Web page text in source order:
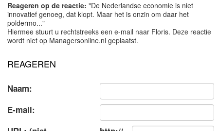
Reageren op de reactie: "De Nederlandse economie is niet
innovatief genoeg, dat klopt. Maar het is onzin om daar het
poldermo..."
Hiermee stuurt u rechtstreeks een e-mail naar Floris. Deze reactie
wordt niet op Managersonline.nl geplaatst.
REAGEREN
Naam:
E-mail: